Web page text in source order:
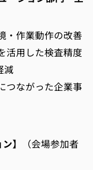
・作業動作の改善
活用した検査精度
減
つながった企業事
】
（会場参加者